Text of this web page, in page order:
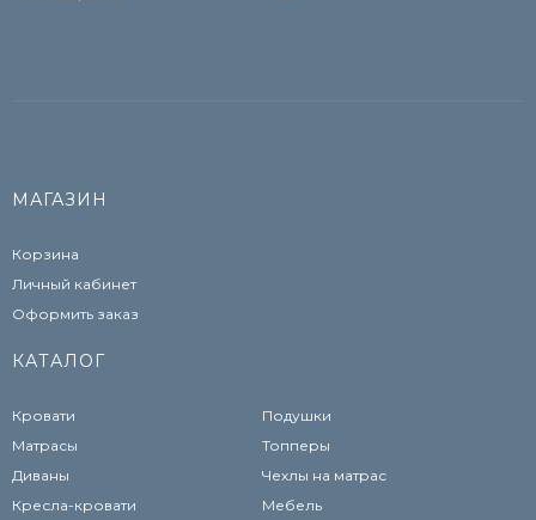
МАГАЗИН
Корзина
Личный кабинет
Оформить заказ
КАТАЛОГ
Кровати
Матрасы
Диваны
Кресла-кровати
Подушки
Топперы
Чехлы на матрас
Мебель